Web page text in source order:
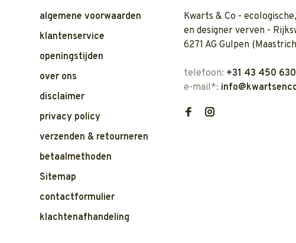
algemene voorwaarden
klantenservice
openingstijden
over ons
disclaimer
privacy policy
verzenden & retourneren
betaalmethoden
Sitemap
contactformulier
klachtenafhandeling
Kwarts & Co -
en designer verven -
6271 AG Gulpen
telefoon: +31 43 450
e-mail*: